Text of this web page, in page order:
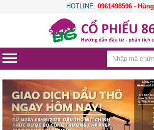
HOTLINE: 0961498596 - Hùng